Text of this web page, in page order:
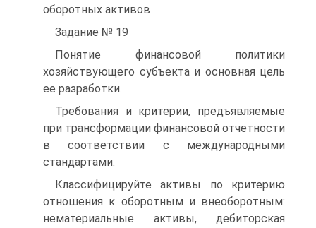
оборотных активов
Задание № 19
Понятие финансовой политики
хозяйствующего субъекта и основная цель
ее разработки.
Требования и критерии, предъявляемые
при трансформации финансовой отчетности
в соответствии с международными
стандартами.
Классифицируйте активы по критерию
отношения к оборотным и внеоборотным:
нематериальные активы, дебиторская